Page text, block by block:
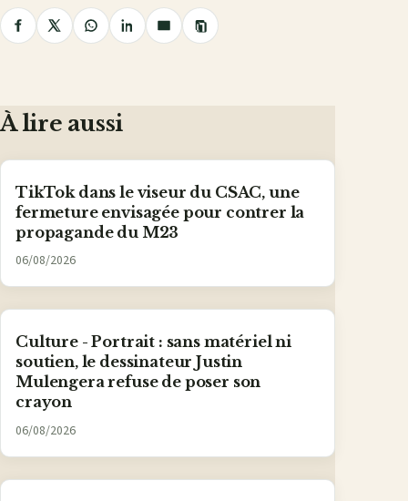
PartagerPartagerPartagerPartagerPartager
Copier
le
À lire aussi
TikTok dans le viseur du CSAC, une
fermeture envisagée pour contrer la
propagande du M23
06/08/2026
Culture - Portrait : sans matériel ni
soutien, le dessinateur Justin
Mulengera refuse de poser son
crayon
06/08/2026